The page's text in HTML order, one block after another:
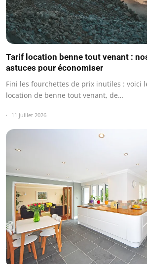
Tarif location benne tout venant :
astuces pour économiser
Fini les fourchettes de prix inutiles : voici
location de benne tout venant, de…
11 juillet 2026